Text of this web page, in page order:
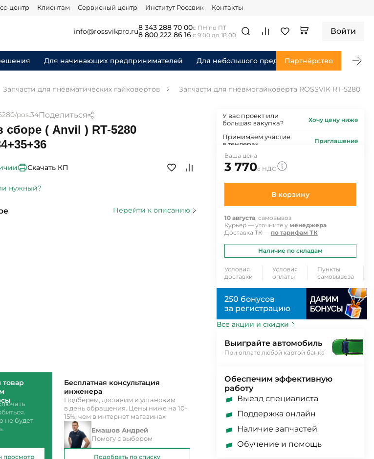
центр Клиентам Сервисный центр Институт Россвик Контакты
info@rossvikpro.ru8 343 288 70 00
8 800 222 86 16
с ПН по ПТ
с 9.00 до 18.00
Войти
Для начинающих предпринимателей Для небольшого предприятия Для
Партнёрство
Запчасти для пневматических гайковертов Запчасти для пневмогайковерта ROSSVIK RT-5280
pos.34Поделиться
сборе ( Anvil ) RT-5280
Скачать КП
нужный?
Перейти к описанию
не будет
просмотр
Бесплатная консультация
инженера
Подберем, доставим и установим
в день обращения. Цены ниже на 10-
15%, чем в интернет магазинах
Емашов Андрей
Помогу с выбором
Подобрать по списку
У вас проект или
большая закупка?
Хочу цену ниже
Принимаем участие
в тендерах
Приглашение
Ваша цена
3 770с НДС
В корзину
10 августа, самовывоз
Курьер — уточните у менеджера
Доставка ТК — по тарифам ТК
Наличие по складам
Условия
доставки
Условия
оплаты
Пункты
самовывоза
250 бонусов
за регистрацию
Все акции и скидки
Выиграйте автомобиль
При оплате любой картой банка
Обеспечим эффективную
работу
Выезд специалиста
Поддержка онлайн
Наличие запчастей
Обучение и помощь